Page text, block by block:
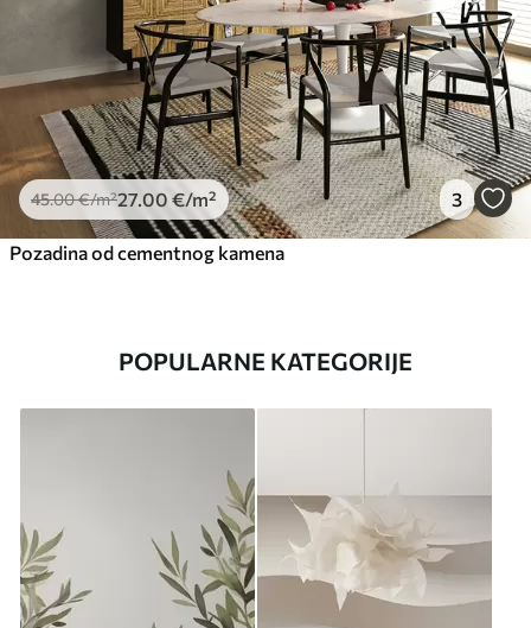
45.00€/m²27 .00 €/m² 3
Pozadina od cementnog kamena
POPULARNE KATEGORIJE